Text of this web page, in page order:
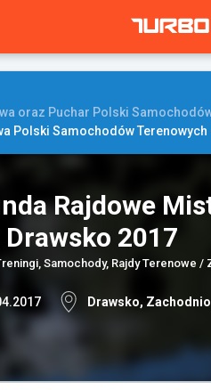
oraz Puchar Polski
Polski Samochodów Terenowych
Rajdowe
Drawsko 2017
Samochody, Rajdy Terenowe
Drawsko,